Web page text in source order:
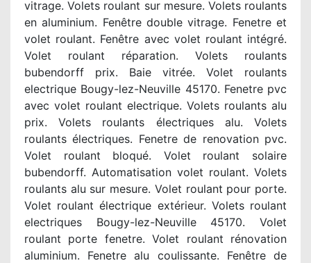
vitrage. Volets roulant sur mesure. Volets roulants
en aluminium. Fenêtre double vitrage. Fenetre et
volet roulant. Fenêtre avec volet roulant intégré.
Volet roulant réparation. Volets roulants
bubendorff prix. Baie vitrée. Volet roulants
electrique Bougy-lez-Neuville 45170. Fenetre pvc
avec volet roulant electrique. Volets roulants alu
prix. Volets roulants électriques alu. Volets
roulants électriques. Fenetre de renovation pvc.
Volet roulant bloqué. Volet roulant solaire
bubendorff. Automatisation volet roulant. Volets
roulants alu sur mesure. Volet roulant pour porte.
Volet roulant électrique extérieur. Volets roulant
electriques Bougy-lez-Neuville 45170. Volet
roulant porte fenetre. Volet roulant rénovation
aluminium. Fenetre alu coulissante. Fenêtre de